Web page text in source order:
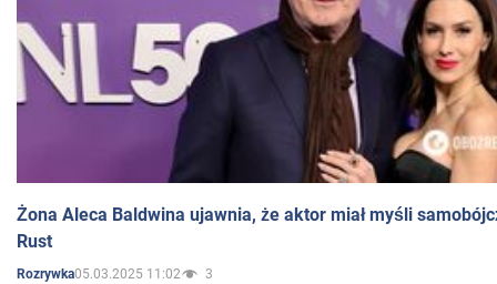
Żona Aleca Baldwina ujawnia, że aktor miał myśli
Rust
Rozrywka05.03.2025 11:02 3